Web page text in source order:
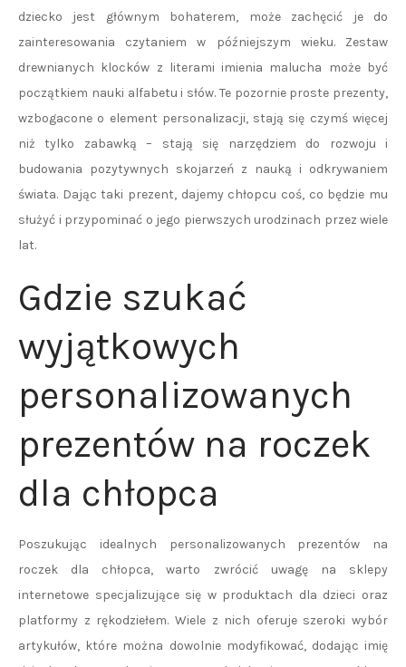
dziecko jest głównym bohaterem, może zachęcić je do
zainteresowania czytaniem w późniejszym wieku. Zestaw
drewnianych klocków z literami imienia malucha może być
początkiem nauki alfabetu i słów. Te pozornie proste prezenty,
wzbogacone o element personalizacji, stają się czymś więcej
niż tylko zabawką – stają się narzędziem do rozwoju i
budowania pozytywnych skojarzeń z nauką i odkrywaniem
świata. Dając taki prezent, dajemy chłopcu coś, co będzie mu
służyć i przypominać o jego pierwszych urodzinach przez wiele
lat.
Gdzie szukać
wyjątkowych
personalizowanych
prezentów na roczek
dla chłopca
Poszukując idealnych personalizowanych prezentów na
roczek dla chłopca, warto zwrócić uwagę na sklepy
internetowe specjalizujące się w produktach dla dzieci oraz
platformy z rękodziełem. Wiele z nich oferuje szeroki wybór
artykułów, które można dowolnie modyfikować, dodając imię